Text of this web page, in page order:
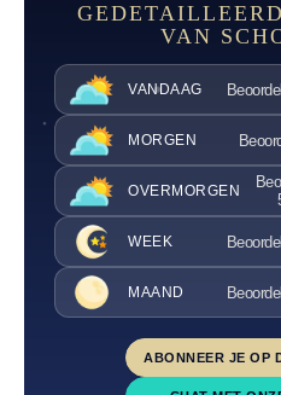
VAN
VANDAAG
MORGEN
OVERMORGEN
WEEK
MAAND
ABONNEER JE OP